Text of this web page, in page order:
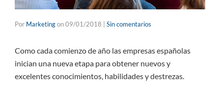
Por Marketingon09/01/2018 Sin comentarios
Como cada comienzo de año las empresas españolas
inician una nueva etapa para obtener nuevos y
excelentes conocimientos, habilidades y destrezas.